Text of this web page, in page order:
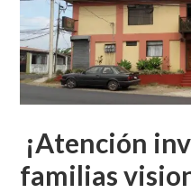
¡Atención
familias